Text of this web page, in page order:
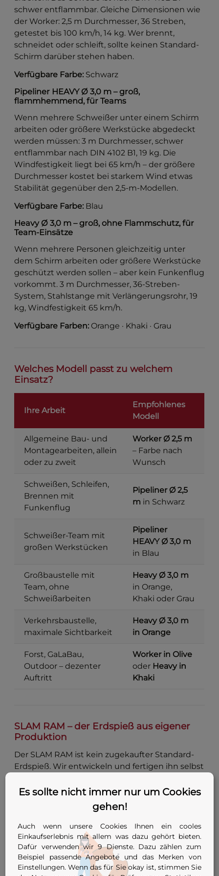
schwer entflammbar. Gleiche Dimensionen wie
der Worker: 2,5 m Durchmesser, 36 Streben,
getestet bis 100 km/h, 14 kg. Wer brennt,
schneidet oder schleift, sollte keinen Standard-
Schirm darüber stehen haben.
Verfügbare Farbe: Schwarz
Pipeliner HEAVY Ø 3,0 m – groß,
flammhemmend, für Teams
Wenn mehrere Schweißer unter einem Schirm
arbeiten oder größere Werkstücke abgedeckt
werden müssen: 3 m Durchmesser, schwer
entflammbar nach DIN 4102 B1, 19 kg. Die
Windfestigkeit liegt bei 65 km/h – der größere
Durchmesser kostet bei starkem Wind etwas
Stabilität gegenüber den 2,5-m-Modellen.
Verfügbare Farbe: Blau
Heavy Ø 3,0 m – groß, ohne Flammschutz, für
Team-Einsätze
Wenn mehrere Personen gleichzeitig unter
dem Schirm arbeiten oder größere Werkstücke
geschützt werden sollen – aber kein Funkenflug
vorkommt. 3 m Durchmesser, 36-Streben-
System, Stahlstange mit Verlängerungsrohr, 19
kg, Windfestigkeit 65 km/h.
Verfügbare Farben: Orange · Khaki · Grau
Welches Modell passt zu welchem
Einsatz?
Ihre Arbeit
Empfohlenes
Modell
Allgemeine Bau- und
Montagearbeiten, allein
oder zu zweit
Worker Ø 2,5 m
– Farbe nach
Wunsch
Schweißen, Schleifen,
Brennen mit
Funkenflug
Pipeliner Ø 2,5
m in Schwarz
Schweißer-Team mit
großen Werkstücken
Pipeliner
HEAVY Ø 3,0 m
in Blau
Großbaustelle mit
Team, ohne
Schweißarbeiten
Heavy Ø 3,0 m
in Orange,
Khaki oder Grau
Verkehrsbaustelle,
maximale Sichtbarkeit
Heavy Ø 3,0 m
in Orange
Forst, GaLaBau,
Outdoor – dezenter
Auftritt
Worker in Olive
oder Heavy in
Khaki
SLAM RAM – der Erdspieß aus eigener
Produktion
Der SLAM RAM ist kein zugekaufter Standard-
Erdspieß. Wir entwickeln und fertigen ihn selbst
Schweißnähte, die nach einer Saison reißen. Der
Oberstock (38,5 mm) passt direkt in den SLAM
RAM, der Unterstock bleibt im Transportrohr.
Einstecken, Klemmschraube festziehen, fertig.
Kein Rumprobieren, keine Adapter.
Höhe ca. 1,70 m
Gewicht ca. 8 kg
Es sollte nicht immer nur um Cookies
gehen!
Auch wenn unsere Cookies Ihnen ein cooles
Einkaufserlebnis mit allem was dazu gehört bieten.
Dafür verwenden wir 9 Dienste. Dazu zählen zum
Beispiel passende Angebote und das Merken von
Einstellungen. Wenn das für Sie okay ist, stimmen Sie